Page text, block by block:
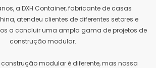
a DXH Container, fabricante de casas
atendeu clientes de diferentes setores e
a concluir uma ampla gama de projetos de
construção modular.
modular é diferente, mas nossa